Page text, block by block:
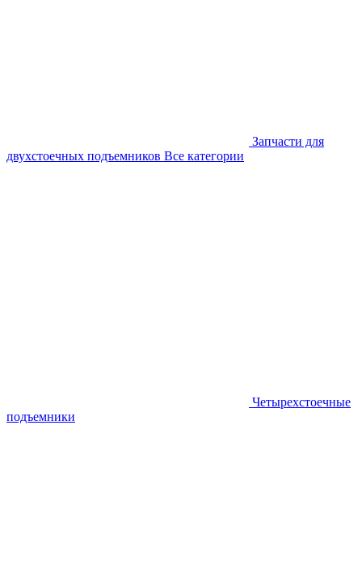
Запчасти для
двухстоечных подъемников Все категории
Четырехстоечные
подъемники